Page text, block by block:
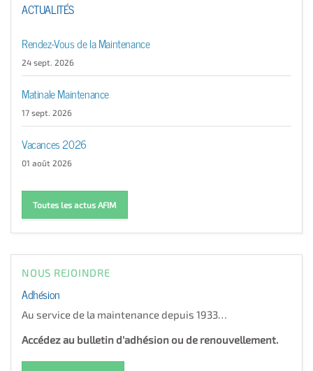
ACTUALITÉS
Rendez-Vous de la Maintenance
24 sept. 2026
Matinale Maintenance
17 sept. 2026
Vacances 2026
01 août 2026
Toutes les actus AFIM
NOUS REJOINDRE
Adhésion
Au service de la maintenance depuis 1933…
Accédez au bulletin d'adhésion ou de renouvellement.